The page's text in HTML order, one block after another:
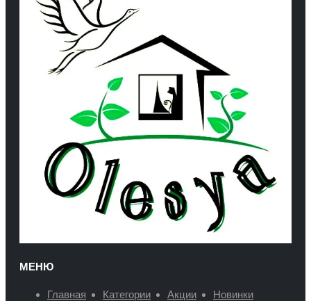
МЕНЮ
Главная Категории Акции
Новинки